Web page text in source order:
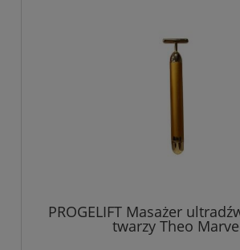
PROGELIFT Masażer
twarzy Theo